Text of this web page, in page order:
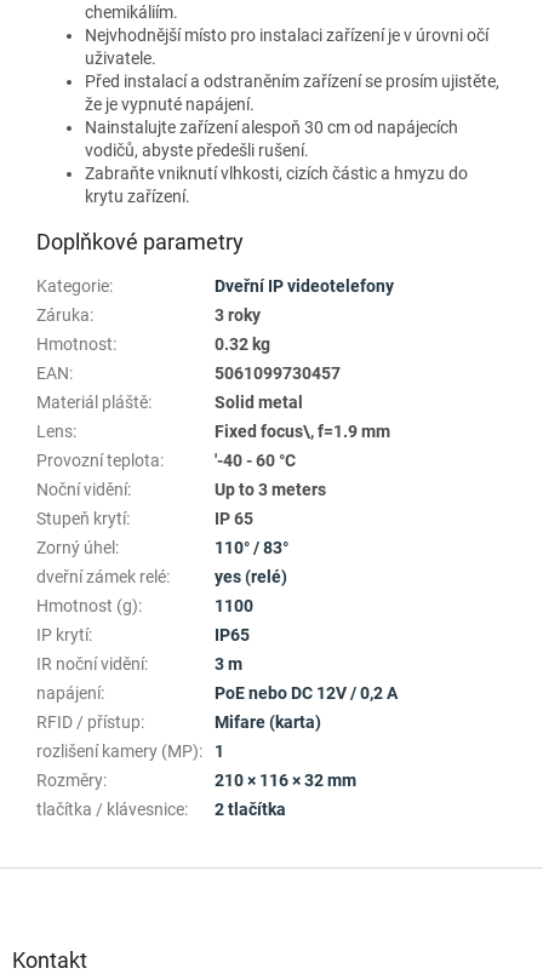
chemikáliím.
Nejvhodnější místo pro instalaci zařízení je v úrovni očí
uživatele.
Před instalací a odstraněním zařízení se prosím ujistěte,
že je vypnuté napájení.
Nainstalujte zařízení alespoň 30 cm od napájecích
vodičů, abyste předešli rušení.
Zabraňte vniknutí vlhkosti, cizích částic a hmyzu do
krytu zařízení.
Doplňkové parametry
Kategorie:
Dveřní IP videotelefony
Záruka:
3 roky
Hmotnost:
0.32 kg
EAN:
5061099730457
Materiál pláště:
Solid metal
Lens:
Fixed focus\, f=1.9 mm
Provozní teplota:
'-40 - 60 °C
Noční vidění:
Up to 3 meters
Stupeň krytí:
IP 65
Zorný úhel :
110° / 83°
dveřní zámek relé:
yes (relé)
Hmotnost (g):
1100
IP krytí:
IP65
IR noční vidění:
3 m
napájení:
PoE nebo DC 12V / 0,2 A
RFID / přístup:
Mifare (karta)
rozlišení kamery (MP):
1
Rozměry:
210 × 116 × 32 mm
tlačítka / klávesnice: 2 tlačítka
Kontakt